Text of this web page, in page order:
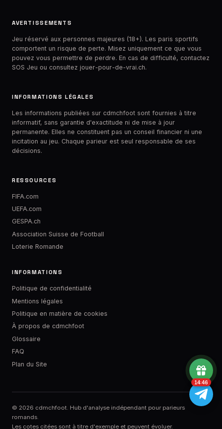
AVERTISSEMENTS
Jeu réservé aux personnes majeures (18+). Les paris sportifs
comportent un risque de perte. Misez uniquement ce que vous
pouvez vous permettre de perdre. En cas de difficulté, contactez
SOS Jeu ou consultez jouer-pour-de-vrai.ch.
INFORMATIONS LÉGALES
Les informations publiées sur cdmchfoot sont fournies à titre
informatif, sans garantie d'exactitude ni de mise à jour
permanente. Elles ne constituent pas un conseil financier ni une
incitation au jeu. Chaque parieur est seul responsable de ses
décisions.
RESSOURCES
FIFA.com
UEFA.com
GESPA.ch
Association Suisse de Football
Loterie Romande
INFORMATIONS
Politique de confidentialité
Mentions légales
Politique en matière de cookies
À propos de cdmchfoot
Glossaire
FAQ
Plan du Site
© 2026 cdmchfoot. Hub d'analyse indépendant pour parieurs
romands.
Les cotes citées sont à titre d'exemple et peuvent évoluer.
14:46